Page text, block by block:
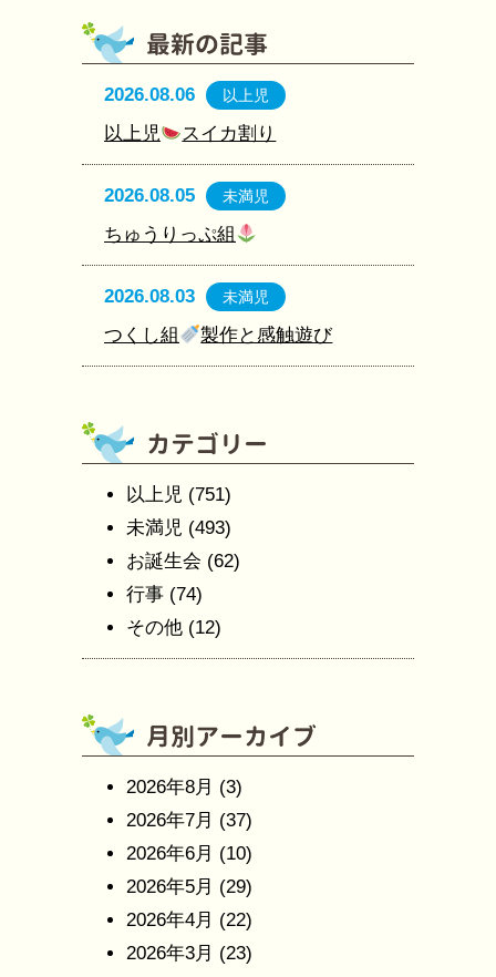
2026.08.06 以上児
以上児 スイカ割り
2026.08.05 未満児
ちゅうりっぷ組
2026.08.03 未満児
つくし組 製作と感触遊び
以上児 (751)
未満児 (493)
お誕生会 (62)
行事 (74)
その他 (12)
2026年8月 (3)
2026年7月 (37)
2026年6月 (10)
2026年5月 (29)
2026年4月 (22)
2026年3月 (23)